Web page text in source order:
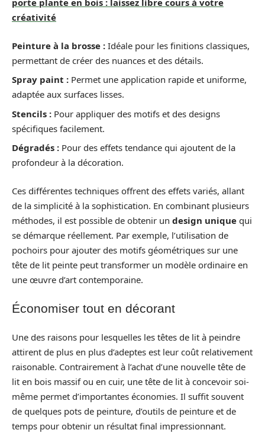
porte plante en bois : laissez libre cours à votre
créativité
Peinture à la brosse : Idéale pour les finitions classiques,
permettant de créer des nuances et des détails.
Spray paint : Permet une application rapide et uniforme,
adaptée aux surfaces lisses.
Stencils : Pour appliquer des motifs et des designs
spécifiques facilement.
Dégradés : Pour des effets tendance qui ajoutent de la
profondeur à la décoration.
Ces différentes techniques offrent des effets variés, allant
de la simplicité à la sophistication. En combinant plusieurs
méthodes, il est possible de obtenir un design unique qui
se démarque réellement. Par exemple, l’utilisation de
pochoirs pour ajouter des motifs géométriques sur une
tête de lit peinte peut transformer un modèle ordinaire en
une œuvre d’art contemporaine.
Économiser tout en décorant
Une des raisons pour lesquelles les têtes de lit à peindre
attirent de plus en plus d’adeptes est leur coût relativement
raisonable. Contrairement à l’achat d’une nouvelle tête de
lit en bois massif ou en cuir, une tête de lit à concevoir soi-
même permet d’importantes économies. Il suffit souvent
de quelques pots de peinture, d’outils de peinture et de
temps pour obtenir un résultat final impressionnant.